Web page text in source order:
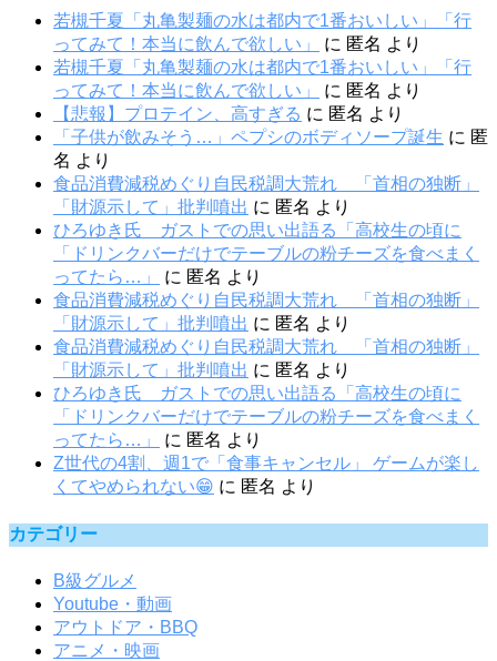
若槻千夏「丸亀製麺の水は都内で1番おいしい」「行
ってみて！本当に飲んで欲しい」
に 匿名 より
若槻千夏「丸亀製麺の水は都内で1番おいしい」「行
ってみて！本当に飲んで欲しい」
に 匿名 より
【悲報】プロテイン、高すぎる に 匿名 より
「子供が飲みそう…」ペプシのボディソープ誕生 に 匿
名 より
食品消費減税めぐり自民税調大荒れ 「首相の独断」
「財源示して」批判噴出 に 匿名 より
ひろゆき氏 ガストでの思い出語る「高校生の頃に
「ドリンクバーだけでテーブルの粉チーズを食べまく
ってたら…」
に 匿名 より
食品消費減税めぐり自民税調大荒れ 「首相の独断」
「財源示して」批判噴出 に 匿名 より
食品消費減税めぐり自民税調大荒れ 「首相の独断」
「財源示して」批判噴出 に 匿名 より
ひろゆき氏 ガストでの思い出語る「高校生の頃に
「ドリンクバーだけでテーブルの粉チーズを食べまく
ってたら…」
に 匿名 より
Z世代の4割、週1で「食事キャンセル」 ゲームが楽し
くてやめられない😁 に 匿名 より
カテゴリー
B級グルメ
Youtube・動画
アウトドア・BBQ
アニメ・映画